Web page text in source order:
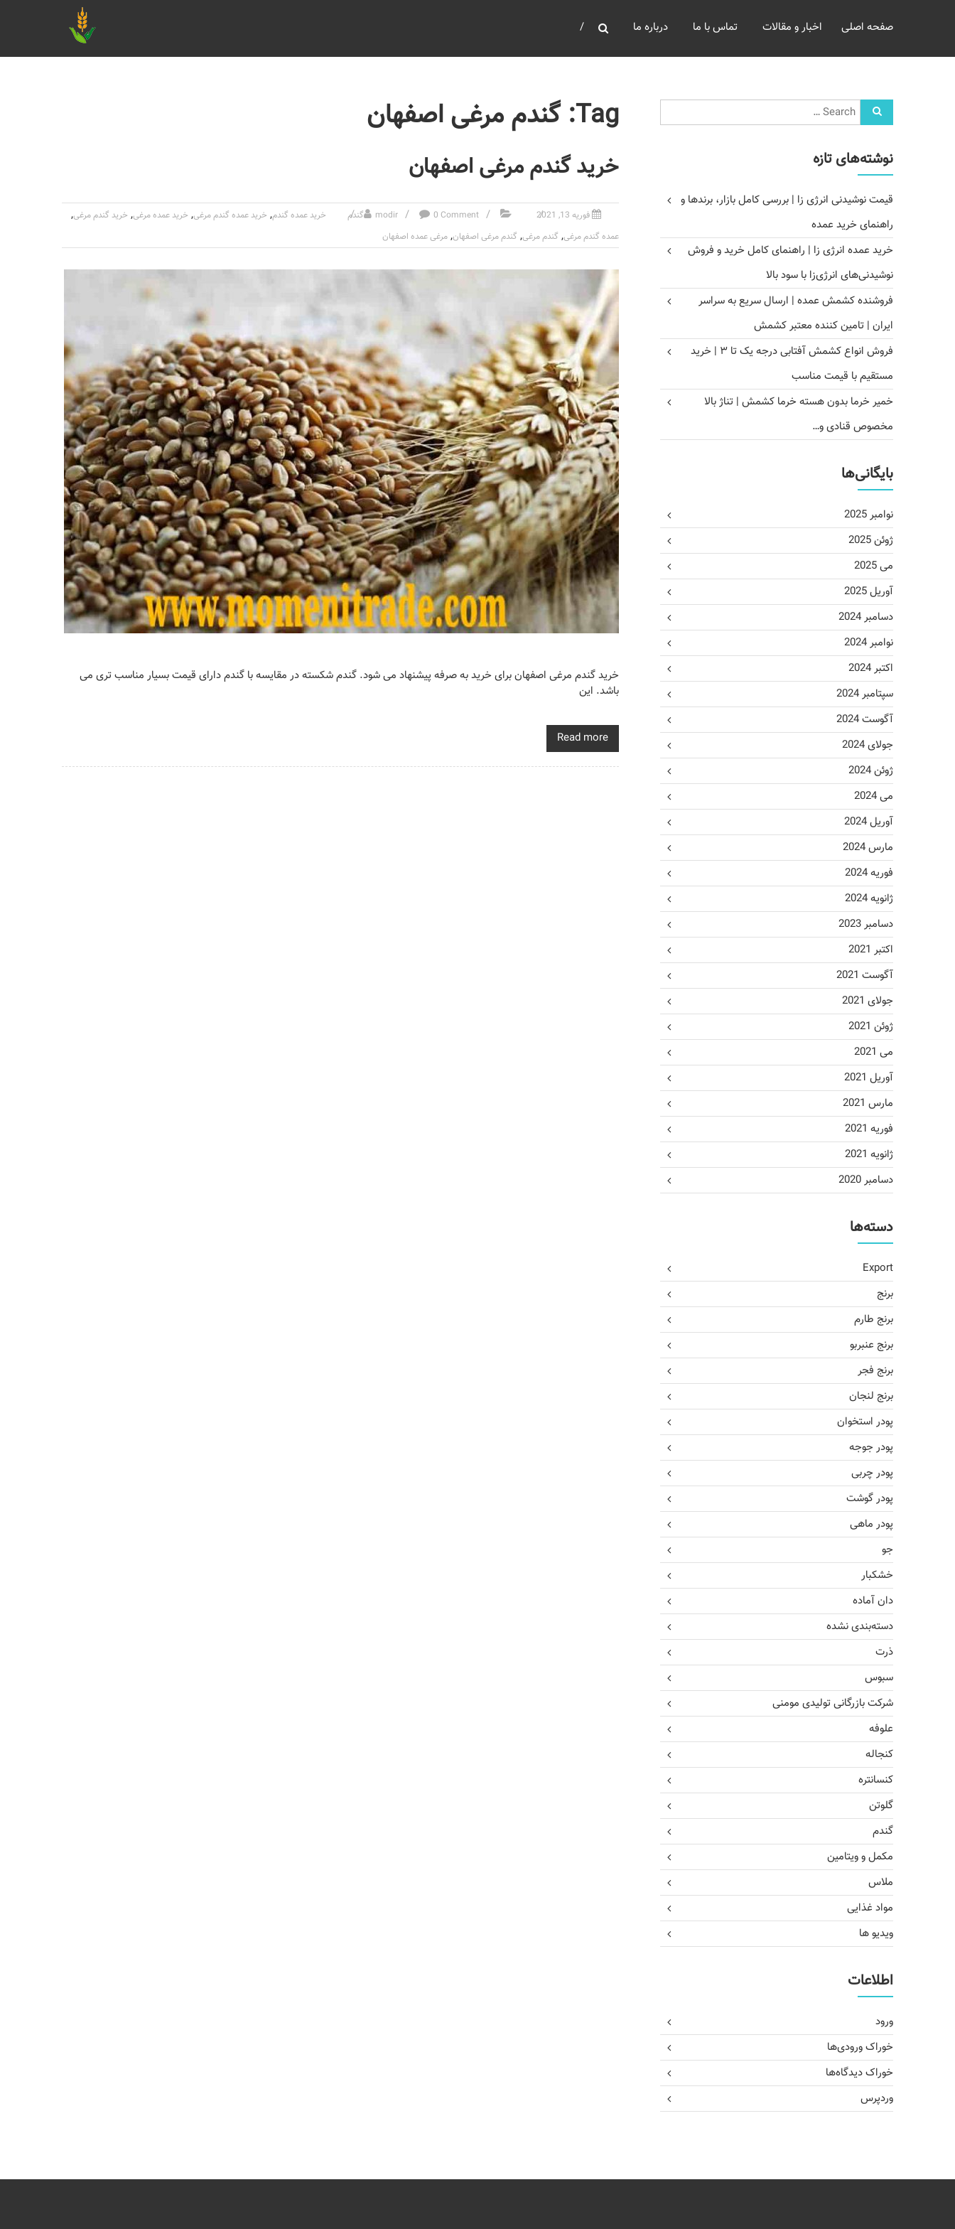
خرید
غلات
مومنی
صفحه اصلی اخبار و مقالات تماس با ما درباره ما
Tag: گندم مرغی اصفهان
خرید گندم مرغی اصفهان
فوریه 13, 2021 modir 0 Comment گندم خرید عمده گندم, خرید عمده گندم مرغی, خرید عمده مرغی, خرید گندم مرغی,
عمده گندم مرغی, گندم مرغی, گندم مرغی اصفهان,مرغی عمده اصفهان
خرید گندم مرغی اصفهان برای خرید به صرفه پیشنهاد می شود. گندم شکسته در مقایسه با گندم دارای قیمت بسیار مناسب تری می
باشد. این
Read more
نوشته‌های تازه
قیمت نوشیدنی انرژی زا | بررسی کامل بازار، برندها و
راهنمای خرید عمده
خرید عمده انرژی زا | راهنمای کامل خرید و فروش
نوشیدنی‌های انرژی‌زا با سود بالا
فروشنده کشمش عمده | ارسال سریع به سراسر
ایران | تامین کننده معتبر کشمش
فروش انواع کشمش آفتابی درجه یک تا ۳ | خرید
مستقیم با قیمت مناسب
خمیر خرما بدون هسته خرما کشمش | تناژ بالا
مخصوص قنادی و…
بایگانی‌ها
نوامبر 2025
ژوئن 2025
می 2025
آوریل 2025
دسامبر 2024
نوامبر 2024
اکتبر 2024
سپتامبر 2024
آگوست 2024
جولای 2024
ژوئن 2024
می 2024
آوریل 2024
مارس 2024
فوریه 2024
ژانویه 2024
دسامبر 2023
اکتبر 2021
آگوست 2021
جولای 2021
ژوئن 2021
می 2021
آوریل 2021
مارس 2021
فوریه 2021
ژانویه 2021
دسامبر 2020
دسته‌ها
Export
برنج
برنج طارم
برنج عنبربو
برنج فجر
برنج لنجان
پودر استخوان
پودر جوجه
پودر چربی
پودر گوشت
پودر ماهی
جو
خشکبار
دان آماده
دسته‌بندی نشده
ذرت
سبوس
شرکت بازرگانی تولیدی مومنی
علوفه
کنجاله
کنسانتره
گلوتن
گندم
مکمل و ویتامین
ملاس
مواد غذایی
ویدیو ها
اطلاعات
ورود
خوراک ورودی‌ها
خوراک دیدگاه‌ها
وردپرس